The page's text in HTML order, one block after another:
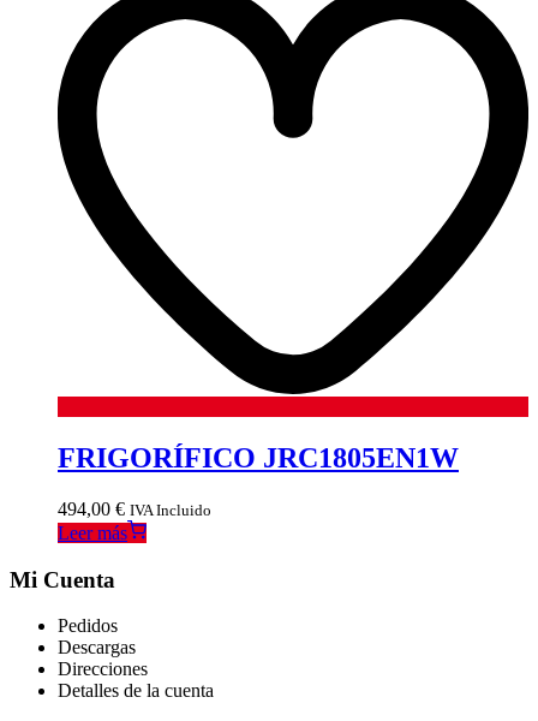
FRIGORÍFICO JRC1805EN1W
494,00 € IVA Incluido
Leer más
Mi Cuenta
Pedidos
Descargas
Direcciones
Detalles de la cuenta